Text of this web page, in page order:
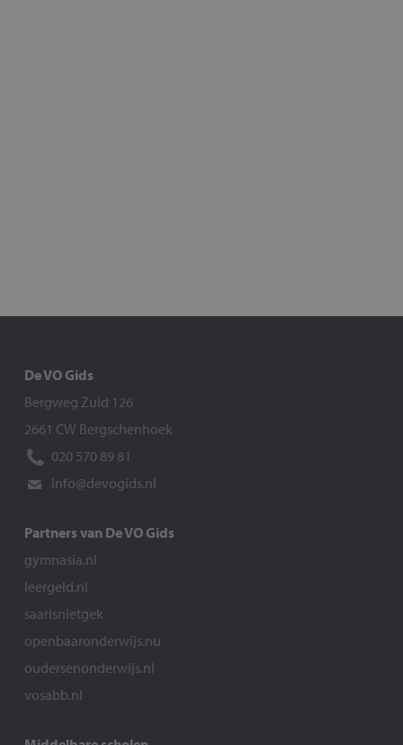
De VO Gids
Bergweg Zuid 126
2661 CW Bergschenhoek
020 570 89 81
info@devogids.nl
Partners van De VO Gids
gymnasia.nl
leergeld.nl
saarisnietgek
openbaaronderwijs.nu
oudersenonderwijs.nl
vosabb.nl